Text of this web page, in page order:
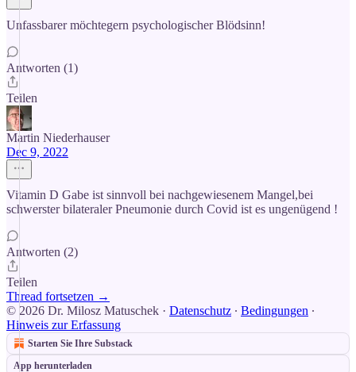
Unfassbarer möchtegern psychologischer Blödsinn!
Antworten (1)
Teilen
Martin Niederhauser
Dec 9, 2022
Vitamin D Gabe ist sinnvoll bei nachgewiesenem Mangel,bei
schwerster bilateraler Pneumonie durch Covid ist es ungenügend !
Antworten (2)
Teilen
Thread fortsetzen →
© 2026 Dr. Milosz Matuschek · Datenschutz ∙ Bedingungen ∙
Hinweis zur Erfassung
Starten Sie Ihre Substack
App herunterladen